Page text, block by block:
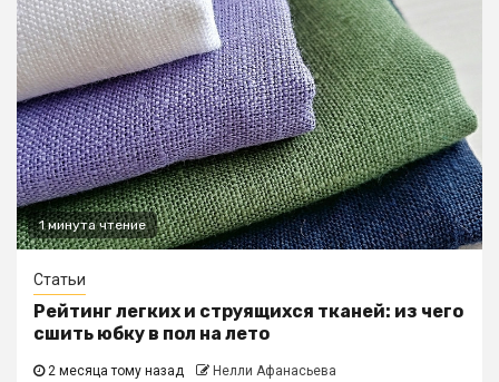
1 минута чтение
Статьи
Рейтинг легких и струящихся тканей: из чего
сшить юбку в пол на лето
2 месяца тому назад Нелли Афанасьева